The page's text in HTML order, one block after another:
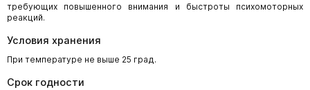
требующих повышенного внимания и быстроты психомоторных
реакций.
Условия хранения
При температуре не выше 25 град.
Срок годности